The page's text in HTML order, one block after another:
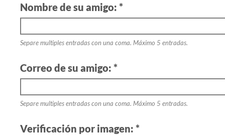
Nombre de su amigo: *
Separe multiples entradas con una coma. Máximo 5 entradas.
Correo de su amigo: *
Separe multiples entradas con una coma. Máximo 5 entradas.
Verificación por imagen: *